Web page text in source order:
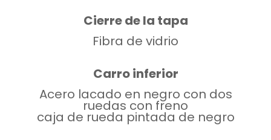
Cierre de la tapa
Fibra de vidrio
Carro inferior
Acero lacado en negro con dos
ruedas con freno
caja de rueda pintada de negro